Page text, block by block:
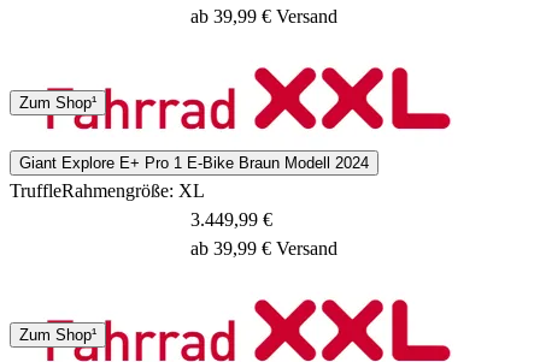
Spedition
3 - 5 Tage
ab 39,99 € Versand
Zum Shop¹
Giant Explore E+ Pro 1 E-Bike Braun Modell 2024
TruffleRahmengröße: XL
Spedition
3.449,99 €
ab 39,99 € Versand
Zum Shop¹